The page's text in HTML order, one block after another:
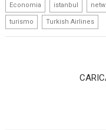
Economia istanbul
turismo Turkish Airlines